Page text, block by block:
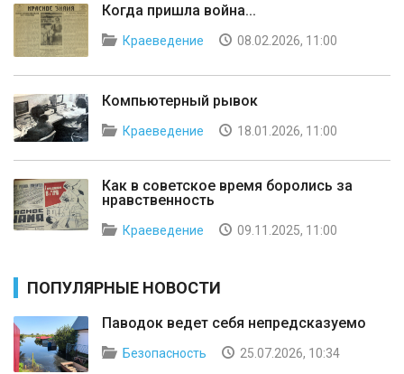
Когда пришла война...
Краеведение 08.02.2026, 11:00
Компьютерный рывок
Краеведение 18.01.2026, 11:00
Как в советское время боролись за
нравственность
Краеведение 09.11.2025, 11:00
ПОПУЛЯРНЫЕ НОВОСТИ
Паводок ведет себя непредсказуемо
Безопасность 25.07.2026, 10:34